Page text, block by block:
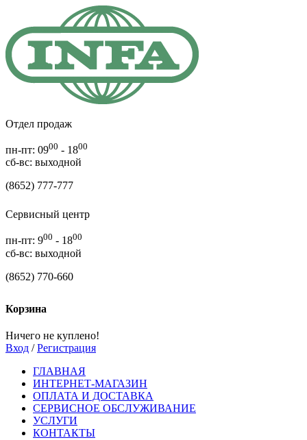
Отдел продаж
пн-пт: 0900 - 1800
cб-вс: выходной
(8652) 777-777
Сервисный центр
пн-пт: 900 - 1800
сб-вс: выходной
(8652) 770-660
Корзина
Ничего не куплено!
Вход /Регистрация
ГЛАВНАЯ
ИНТЕРНЕТ-МАГАЗИН
ОПЛАТА И ДОСТАВКА
СЕРВИСНОЕ ОБСЛУЖИВАНИЕ
УСЛУГИ
КОНТАКТЫ